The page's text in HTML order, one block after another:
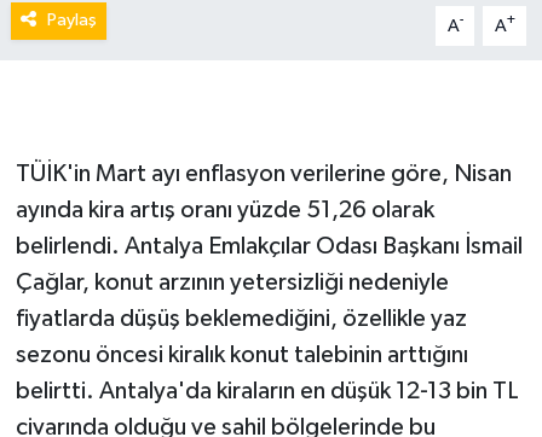
Paylaş A- A+
TÜİK'in Mart ayı enflasyon verilerine göre, Nisan
ayında kira artış oranı yüzde 51,26 olarak
belirlendi. Antalya Emlakçılar Odası Başkanı İsmail
Çağlar, konut arzının yetersizliği nedeniyle
fiyatlarda düşüş beklemediğini, özellikle yaz
sezonu öncesi kiralık konut talebinin arttığını
belirtti. Antalya'da kiraların en düşük 12-13 bin TL
civarında olduğu ve sahil bölgelerinde bu